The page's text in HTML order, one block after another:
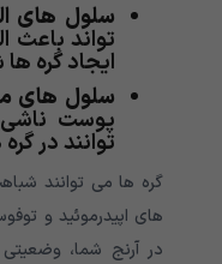
سلول های
تواند باعث
ایجاد گره
سلول های
پوست
توانند در
گره ها می توانند
های اپیدرموئید و
در آرنج شما، وضعیتی